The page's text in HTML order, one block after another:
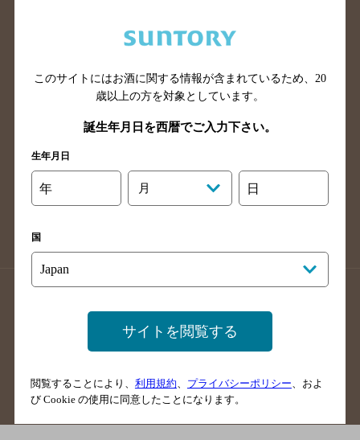
広島県のバー検索
岡山県のバー検索
島根県のバー検索
徳島県のバー検索
高知県のバー検索
福岡県のバー検索
長崎県のバー検索
大分県のバー検索
熊本県のバー検索
掲載店舗様ログイン
サイトマップ ご意見・ご感想
このサイトにはお酒に関する情報が含まれているため、 20
歳以上の方を対象としています。
誕生年月日を西暦でご入力下さい。
生年月日
年 月 日
国
サイトを閲覧する
閲覧することにより、 利用規約 プライバシーポリシー 、およ
び Cookie の使用に同意したことになります。